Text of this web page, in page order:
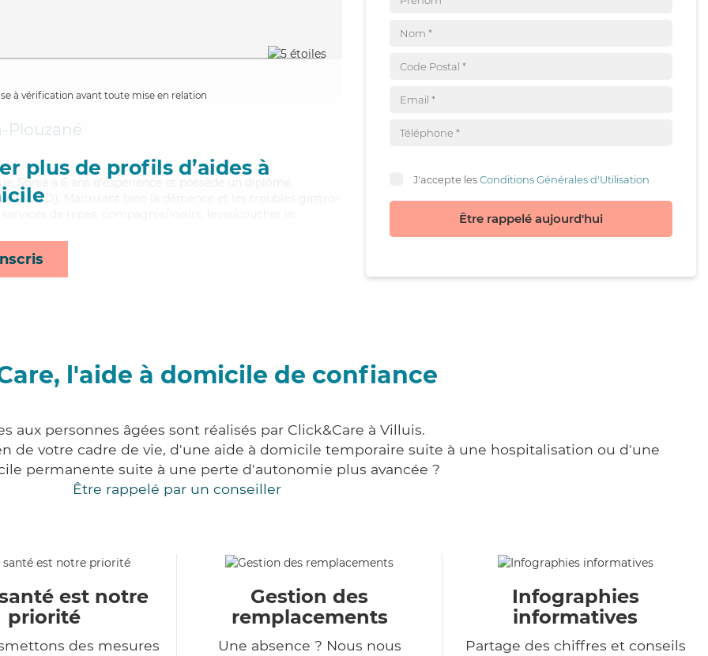
à vérification avant toute mise en relation
plus de profils d’aides à
Plouzané
Sonia a 6 ans d'expérience et possède un diplôme
(ADVD). Maitrisant bien la démence et les troubles gastro-
J'accepte lesConditions Générales d'Utilisation
Être rappelé aujourd'hui
l'aide à domicile de confiance
aux personnes âgées sont réalisés par Click&Care à Villuis.
de votre cadre de vie, d'une aide à domicile temporaire suite à une hospitalisation ou d'une
permanente suite à une perte d'autonomie plus avancée ?
Être rappelé par un conseiller
est notre
priorité
des mesures
Gestion des
remplacements
Une absence ? Nous nous
Infographies
informatives
Partage des chiffres et conseils